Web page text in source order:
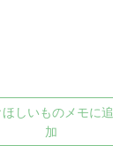
ほしいものメモに追
加